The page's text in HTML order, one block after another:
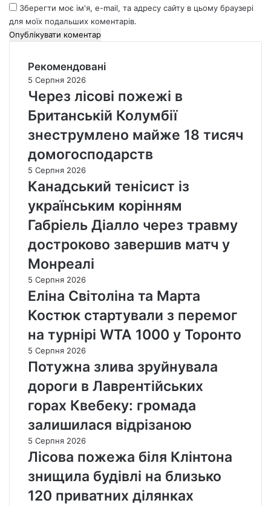
Зберегти моє ім'я, e-mail, та адресу сайту в цьому браузері
для моїх подальших коментарів.
Рекомендовані
5 Серпня 2026
Через лісові пожежі в
Британській Колумбії
знеструмлено майже 18 тисяч
домогосподарств
5 Серпня 2026
Канадський тенісист із
українським корінням
Габріель Діалло через травму
достроково завершив матч у
Монреалі
5 Серпня 2026
Еліна Світоліна та Марта
Костюк стартували з перемог
на турнірі WTA 1000 у Торонто
5 Серпня 2026
Потужна злива зруйнувала
дороги в Лаврентійських
горах Квебеку: громада
залишилася відрізаною
5 Серпня 2026
Лісова пожежа біля Клінтона
знищила будівлі на близько
120 приватних ділянках